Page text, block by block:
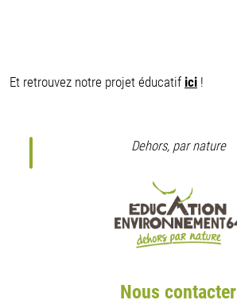
Et retrouvez notre projet éducatif ici !
Dehors, par nature
Nous contacter